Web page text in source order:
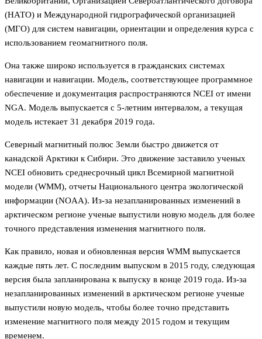
(НАТО) и Международной гидрографической организацией
(МГО) для систем навигации, ориентации и определения курса с
использованием геомагнитного поля.
Она также широко используется в гражданских системах
навигации и навигации. Модель, соответствующее программное
обеспечение и документация распространяются NCEI от имени
NGA. Модель выпускается с 5-летним интервалом, а текущая
модель истекает 31 декабря 2019 года.
Северный магнитный полюс Земли быстро движется от
канадской Арктики к Сибири. Это движение заставило ученых
NCEI обновить среднесрочный цикл Всемирной магнитной
модели (WMM), отчеты Национального центра экологической
информации (NOAA). Из-за незапланированных изменений в
арктическом регионе ученые выпустили новую модель для более
точного представления изменения магнитного поля.
Как правило, новая и обновленная версия WMM выпускается
каждые пять лет. С последним выпуском в 2015 году, следующая
версия была запланирована к выпуску в конце 2019 года. Из-за
незапланированных изменений в арктическом регионе ученые
выпустили новую модель, чтобы более точно представить
изменение магнитного поля между 2015 годом и текущим
временем.